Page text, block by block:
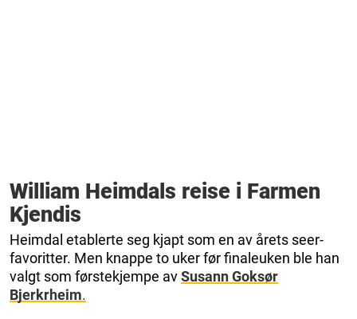
William Heimdals reise i Farmen
Kjendis
Heimdal etablerte seg kjapt som en av årets seer-
favoritter. Men knappe to uker før finaleuken ble han
valgt som førstekjempe avSusann Goksør
Bjerkrheim.